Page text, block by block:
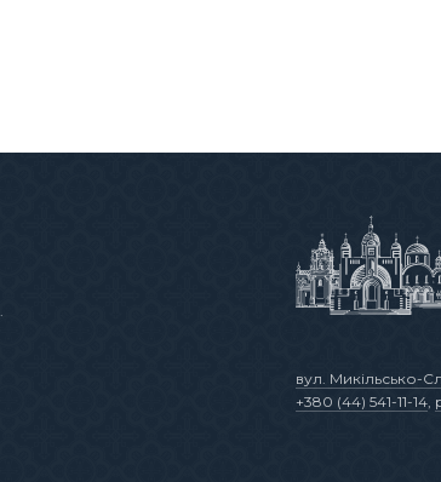
вул. Микільсько-
+380 (44) 541-11-14